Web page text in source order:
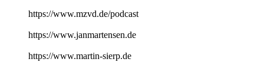
https://www.mzvd.de/podcast
https://www.janmartensen.de
https://www.martin-sierp.de